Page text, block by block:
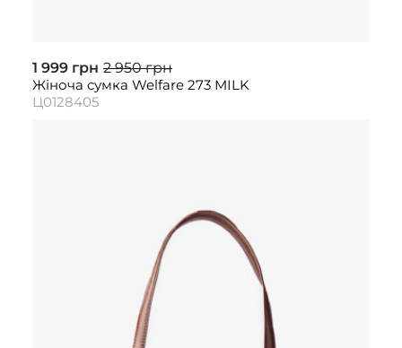
1 999 грн 2 950 грн
Жіноча сумка Welfare 273 MILK
Ц0128405